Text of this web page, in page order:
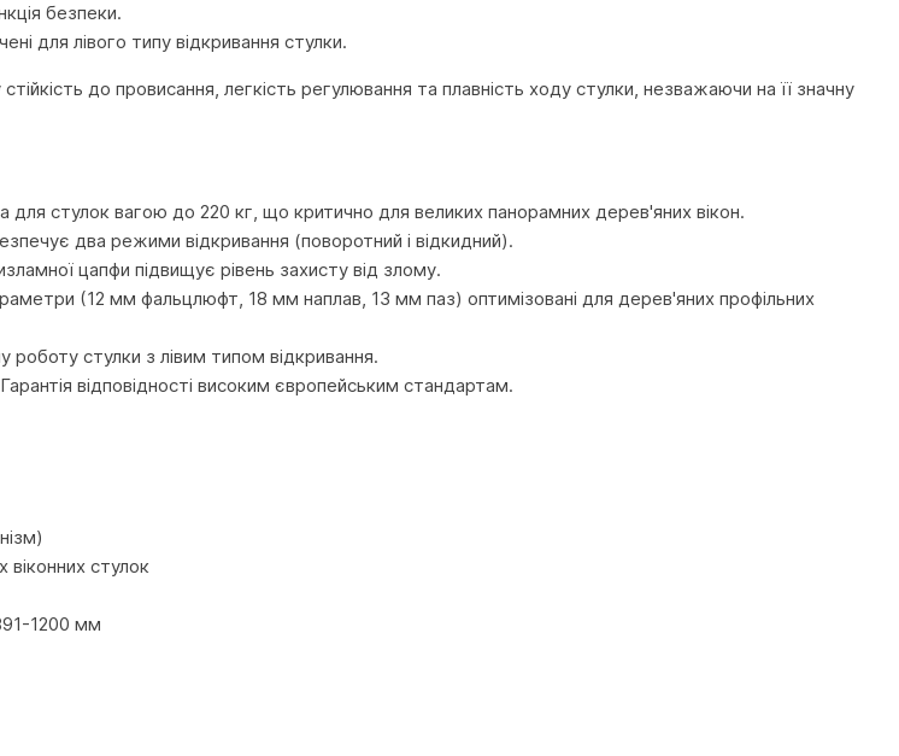
безпеки.
для лівого типу відкривання стулки.
до провисання, легкість регулювання та плавність ходу стулки, незважаючи на її значну
для стулок вагою до 220 кг, що критично для великих панорамних дерев'яних вікон.
два режими відкривання (поворотний і відкидний).
цапфи підвищує рівень захисту від злому.
(12 мм фальцлюфт, 18 мм наплав, 13 мм паз) оптимізовані для дерев'яних профільних
роботу стулки з лівим типом відкривання.
відповідності високим європейським стандартам.
стулок
1200 мм